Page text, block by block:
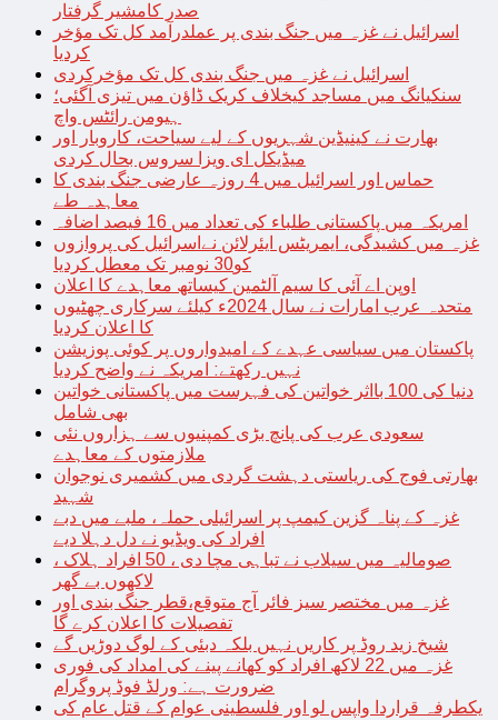
صدر کامشیر گرفتار
اسرائیل نے غزہ میں جنگ بندی پر عملدرآمد کل تک مؤخر
کردیا
اسرائیل نے غزہ میں جنگ بندی کل تک مؤخرکردی
سنکیانگ میں مساجد کیخلاف کریک ڈاؤن میں تیزی آگئی؛
ہیومن رائٹس واچ
بھارت نے کینیڈین شہریوں کے لیے سیاحت، کاروبار اور
میڈیکل ای ویزا سروس بحال کردی
حماس اور اسرائیل میں 4 روزہ عارضی جنگ بندی کا
معاہدہ طے
امریکہ میں پاکستانی طلباء کی تعداد میں 16 فیصد اضافہ
غزہ میں کشیدگی، ایمریٹس ایئرلائن نےاسرائیل کی پروازوں
کو30 نومبر تک معطل کردیا
اوپن اے آئی کا سیم آلٹمین کیساتھ معاہدے کا اعلان
متحدہ عرب امارات نے سال 2024ء کیلئے سرکاری چھٹیوں
کا اعلان کردیا
پاکستان میں سیاسی عہدے کے امیدواروں پر کوئی پوزیشن
نہیں رکھتے: امریکہ نے واضح کردیا
دنیا کی 100 بااثر خواتین کی فہرست میں پاکستانی خواتین
بھی شامل
سعودی عرب کی پانچ بڑی کمپنیوں سے ہزاروں نئی
ملازمتوں کے معاہدے
بھارتی فوج کی ریاستی دہشت گردی میں کشمیری نوجوان
شہید
غزہ کے پناہ گزین کیمپ پر اسرائیلی حملہ، ملبے میں دبے
افراد کی ویڈیو نے دل دہلا دیے
صومالیہ میں سیلاب نے تباہی مچا دی ، 50 افراد ہلاک ،
لاکھوں بے گھر
غزہ میں مختصر سیز فائر آج متوقع،قطر جنگ بندی اور
تفصیلات کا اعلان کرے گا
شیخ زید روڈ پر کاریں نہیں بلکہ دبئی کے لوگ دوڑیں گے
غزہ میں 22 لاکھ افراد کو کھانے پینے کی امداد کی فوری
ضرورت ہے: ورلڈ فوڈ پروگرام
یکطرفہ قراردا واپس لو اور فلسطینی عوام کے قتل عام کی